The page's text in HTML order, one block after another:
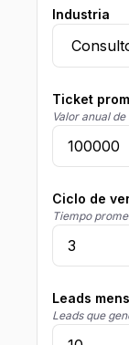
Industria
Ticket
Valor anual
Ciclo de
Tiempo
Leads
Leads que